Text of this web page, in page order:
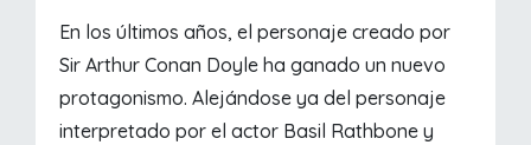
En los últimos años, el personaje creado por
Sir Arthur Conan Doyle ha ganado un nuevo
protagonismo. Alejándose ya del personaje
interpretado por el actor Basil Rathbone y